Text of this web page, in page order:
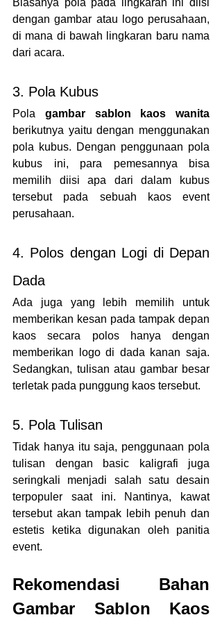
dengan gambar atau logo perusahaan,
di mana di bawah lingkaran baru nama
dari acara.
3. Pola Kubus
Pola gambar sablon kaos wanita
berikutnya yaitu dengan menggunakan
pola kubus. Dengan penggunaan pola
kubus ini, para pemesannya bisa
memilih diisi apa dari dalam kubus
tersebut pada sebuah kaos event
perusahaan.
4. Polos dengan Logi di Depan
Dada
Ada juga yang lebih memilih untuk
memberikan kesan pada tampak depan
kaos secara polos hanya dengan
memberikan logo di dada kanan saja.
Sedangkan, tulisan atau gambar besar
terletak pada punggung kaos tersebut.
5. Pola Tulisan
Tidak hanya itu saja, penggunaan pola
tulisan dengan basic kaligrafi juga
seringkali menjadi salah satu desain
terpopuler saat ini. Nantinya, kawat
tersebut akan tampak lebih penuh dan
estetis ketika digunakan oleh panitia
event.
Rekomendasi Bahan
Gambar Sablon Kaos